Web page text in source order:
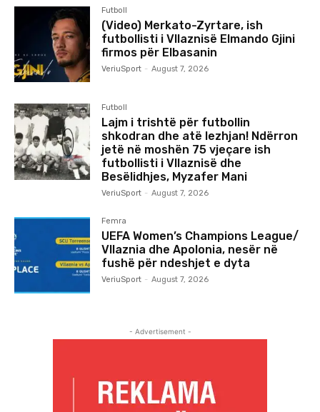
Futboll
(Video) Merkato-Zyrtare, ish
futbollisti i Vllaznisë Elmando Gjini
firmos për Elbasanin
VeriuSport - August 7, 2026
Futboll
Lajm i trishtë për futbollin
shkodran dhe atë lezhjan! Ndërron
jetë në moshën 75 vjeçare ish
futbollisti i Vllaznisë dhe
Besëlidhjes, Myzafer Mani
VeriuSport - August 7, 2026
Femra
UEFA Women’s Champions League/
Vllaznia dhe Apolonia, nesër në
fushë për ndeshjet e dyta
VeriuSport - August 7, 2026
- Advertisement -